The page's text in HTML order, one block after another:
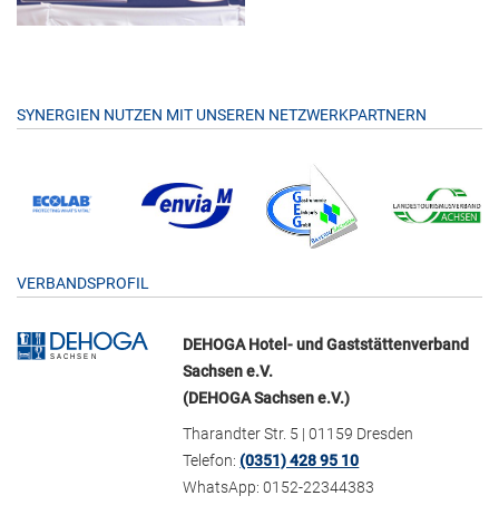
SYNERGIEN NUTZEN MIT UNSEREN NETZWERKPARTNERN
VERBANDSPROFIL
DEHOGA Hotel- und Gaststättenverband
Sachsen e.V.
(DEHOGA Sachsen e.V.)
Tharandter Str. 5 | 01159 Dresden
Telefon:(0351) 428 95 10
WhatsApp: 0152-22344383